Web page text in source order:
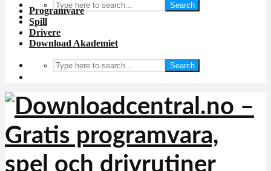
Search
Programvare
Spill
Drivere
Download Akademiet
Search